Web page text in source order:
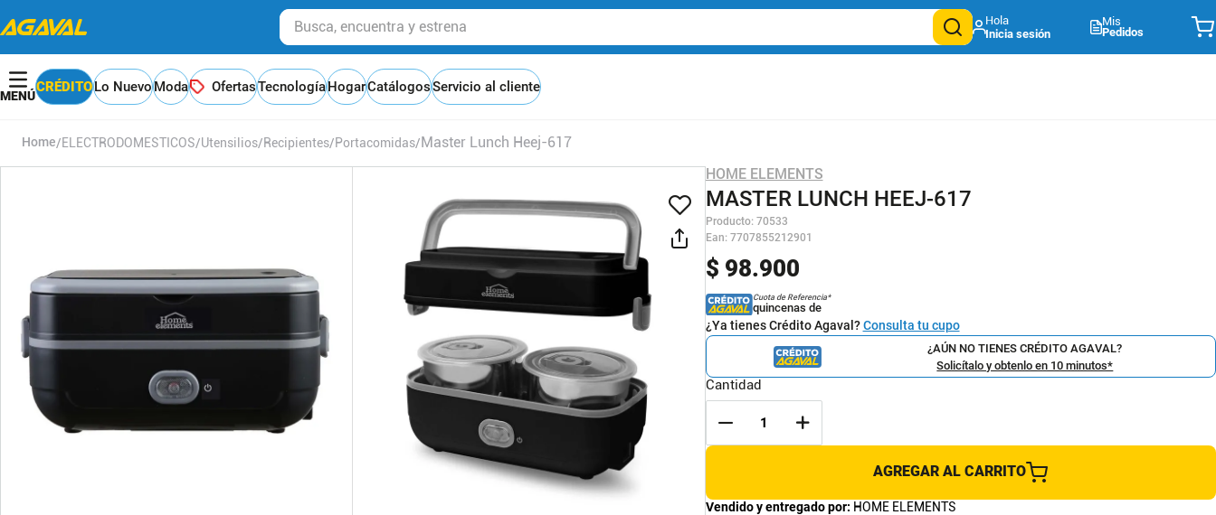
Busca, encuentra y estrena
Mis
Pedidos
CRÉDITOLo NuevoModa OfertasTecnologíaHogarCatálogosServicio al cliente
ELECTRODOMESTICOS Utensilios Recipientes Portacomidas Master Lunch Heej-617
HOME ELEMENTS
MASTER LUNCH HEEJ-617
Producto: 70533
Ean: 7707855212901
$ 98.900
Cuota de Referencia*
quincenas de
¿Ya tienes Crédito Agaval?Consulta tu cupo
¿AÚN NO TIENES CRÉDITO AGAVAL?
Solicítalo y obtenlo en 10 minutos*
Cantidad
AGREGAR AL CARRITO
Vendido y entregado por: HOME ELEMENTS